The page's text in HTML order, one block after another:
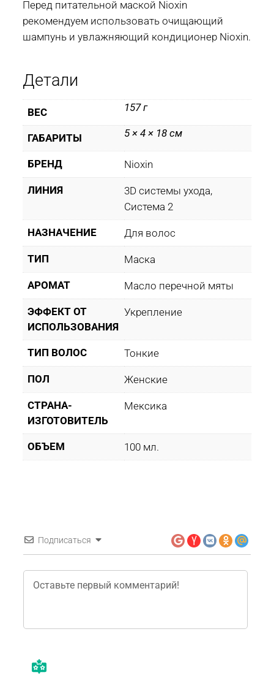
Перед питательной маской Nioxin
рекомендуем использовать очищающий
шампунь и увлажняющий кондиционер Nioxin.
Детали
ВЕС 157 г
ГАБАРИТЫ 5 × 4 × 18 см
БРЕНД Nioxin
ЛИНИЯ
3D системы ухода,
Система 2
НАЗНАЧЕНИЕ Для волос
ТИП Маска
АРОМАТ Масло перечной мяты
ЭФФЕКТ ОТ
ИСПОЛЬЗОВАНИЯ
Укрепление
ТИП ВОЛОС Тонкие
ПОЛ Женские
СТРАНА-
ИЗГОТОВИТЕЛЬ
Мексика
ОБЪЕМ 100 мл.
Подписаться